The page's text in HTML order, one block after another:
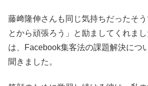
藤﨑隆伸さんも同じ気持ちだったそ
とから頑張ろう」と励ましてくれま
は、Facebook集客法の課題解決につ
聞きました。